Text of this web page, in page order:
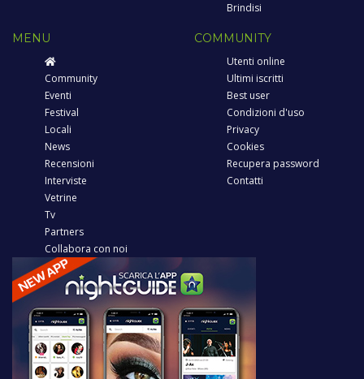
Brindisi
MENU
Community
Eventi
Festival
Locali
News
Recensioni
Interviste
Vetrine
Tv
Partners
Collabora con noi
COMMUNITY
Utenti online
Ultimi iscritti
Best user
Condizioni d'uso
Privacy
Cookies
Recupera password
Contatti